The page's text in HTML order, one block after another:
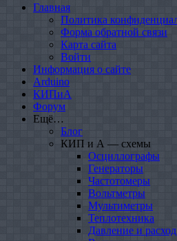
Главная
Политика
Форма обратной связи
Карта сайта
Войти
Информация о сайте
Arduino
КИПиА
Форум
Ещё…
Блог
КИП и А — схемы
Осциллографы
Генераторы
Частотомеры
Вольтметры
Мультиметры
Теплотехника
Давление и расход